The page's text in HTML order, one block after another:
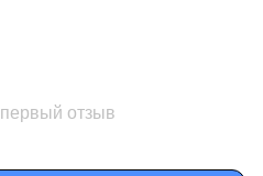
отзыв